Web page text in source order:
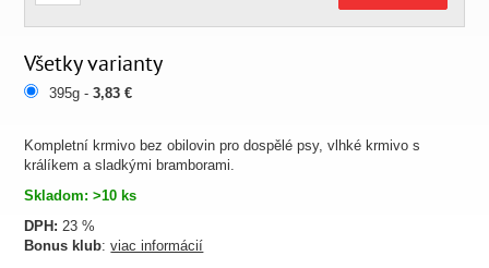
Kompletní krmivo bez obilovin pro dospělé psy, vlhké krmivo s
králíkem a sladkými bramborami.
Skladom: >10 ks
DPH: 23 %
Bonus klub:viac informácií
Všetky varianty
395g -3,83 €